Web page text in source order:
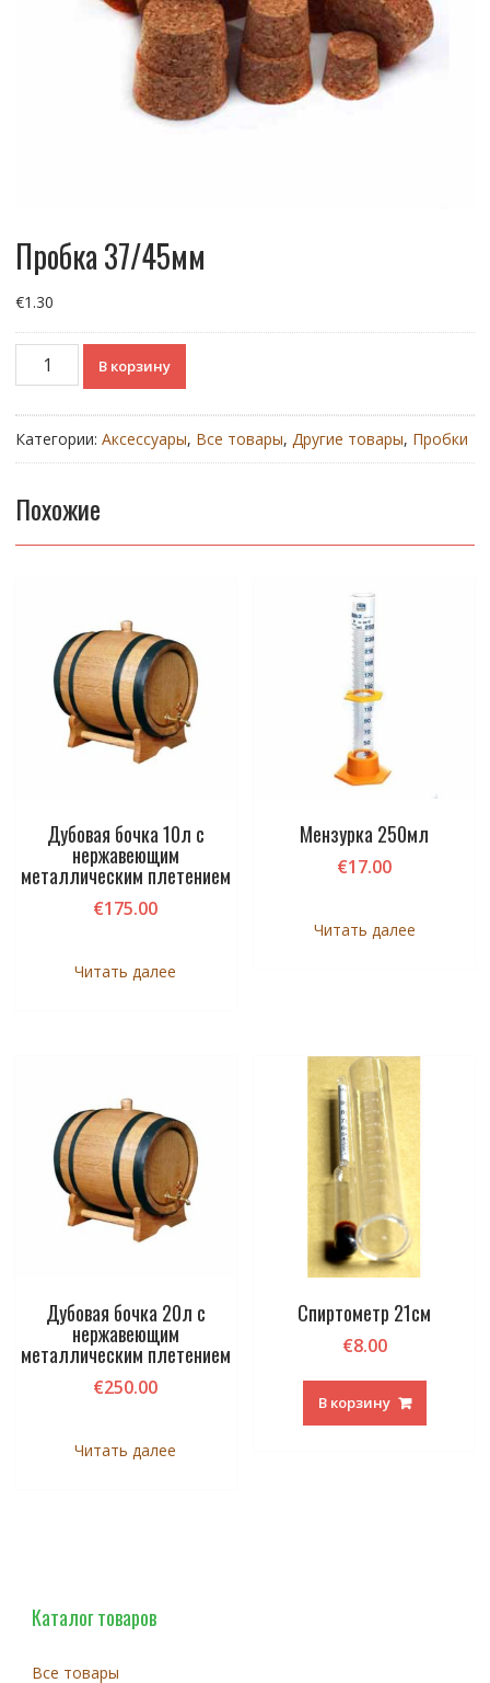
Пробка 37/45мм
€1.30
Количество
товара
В корзину
Категории: Аксессуары, Все товары, Другие товары, Пробки
Похожие
Дубовая бочка 10л с
нержавеющим
металлическим плетением
€175.00
Читать далее
Мензурка 250мл
€17.00
Читать далее
Дубовая бочка 20л с
нержавеющим
металлическим плетением
€250.00
Читать далее
Спиртометр 21см
€8.00
В корзину
Каталог товаров
Все товары